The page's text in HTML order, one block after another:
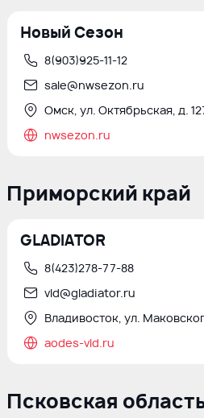
Новый Сезон
8(903)925-11-12
sale@nwsezon.ru
Омск, ул. Октябрьская, д.
nwsezon.ru
Приморский край
GLADIATOR
8(423)278-77-88
vld@gladiator.ru
Владивосток, ул.
aodes-vld.ru
Псковская